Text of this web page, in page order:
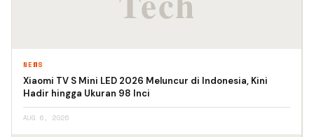
NEWS
Xiaomi TV S Mini LED 2026 Meluncur di Indonesia, Kini
Hadir hingga Ukuran 98 Inci
AUG 6, 2026